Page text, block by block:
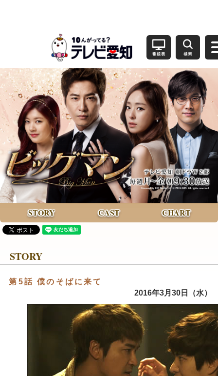
STORY CAST CHART
STORY
第5話 僕のそばに来て
2016年3月30日（水）